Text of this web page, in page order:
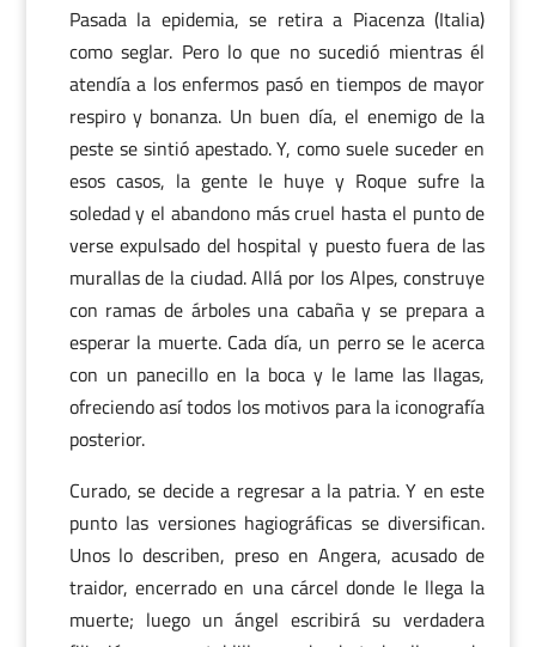
Pasada la epidemia, se retira a Piacenza (Italia)
como seglar. Pero lo que no sucedió mientras él
atendía a los enfermos pasó en tiempos de mayor
respiro y bonanza. Un buen día, el enemigo de la
peste se sintió apestado. Y, como suele suceder en
esos casos, la gente le huye y Roque sufre la
soledad y el abandono más cruel hasta el punto de
verse expulsado del hospital y puesto fuera de las
murallas de la ciudad. Allá por los Alpes, construye
con ramas de árboles una cabaña y se prepara a
esperar la muerte. Cada día, un perro se le acerca
con un panecillo en la boca y le lame las llagas,
ofreciendo así todos los motivos para la iconografía
posterior.
Curado, se decide a regresar a la patria. Y en este
punto las versiones hagiográficas se diversifican.
Unos lo describen, preso en Angera, acusado de
traidor, encerrado en una cárcel donde le llega la
muerte; luego un ángel escribirá su verdadera